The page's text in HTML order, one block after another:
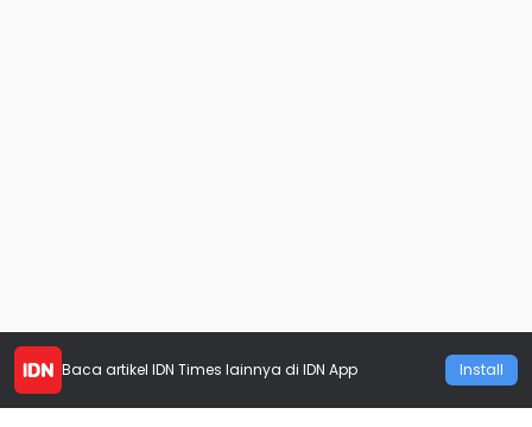
Baca artikel IDN Times lainnya di IDN App Install